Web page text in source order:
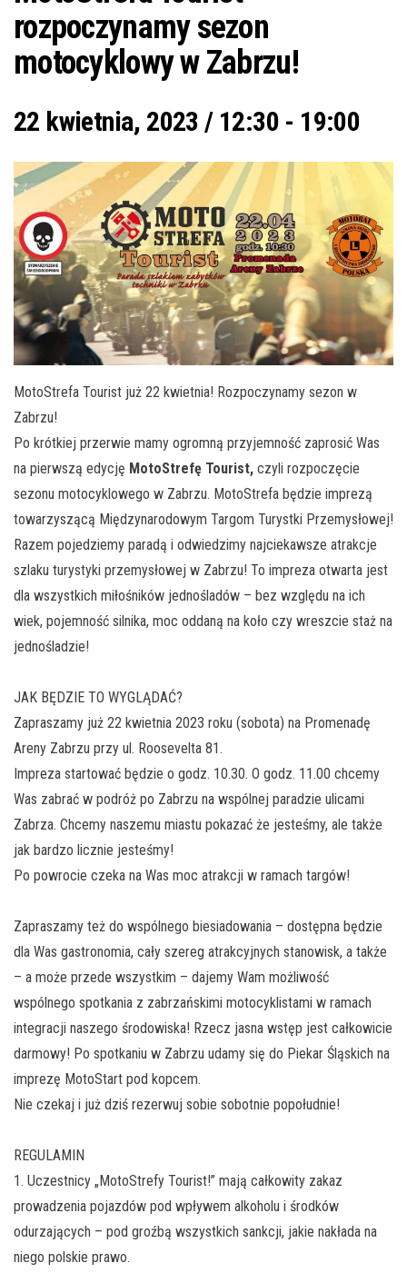
rozpoczynamy sezon
motocyklowy w Zabrzu!
22 kwietnia, 2023 / 12:30 - 19:00
MotoStrefa Tourist już 22 kwietnia! Rozpoczynamy sezon w
Zabrzu!
Po krótkiej przerwie mamy ogromną przyjemność zaprosić Was
na pierwszą edycję MotoStrefę Tourist, czyli rozpoczęcie
sezonu motocyklowego w Zabrzu. MotoStrefa będzie imprezą
towarzyszącą Międzynarodowym Targom Turystki Przemysłowej!
Razem pojedziemy paradą i odwiedzimy najciekawsze atrakcje
szlaku turystyki przemysłowej w Zabrzu! To impreza otwarta jest
dla wszystkich miłośników jednośladów – bez względu na ich
wiek, pojemność silnika, moc oddaną na koło czy wreszcie staż na
jednośladzie!
JAK BĘDZIE TO WYGLĄDAĆ?
Zapraszamy już 22 kwietnia 2023 roku (sobota) na Promenadę
Areny Zabrzu przy ul. Roosevelta 81.
Impreza startować będzie o godz. 10.30. O godz. 11.00 chcemy
Was zabrać w podróż po Zabrzu na wspólnej paradzie ulicami
Zabrza. Chcemy naszemu miastu pokazać że jesteśmy, ale także
jak bardzo licznie jesteśmy!
Po powrocie czeka na Was moc atrakcji w ramach targów!
Zapraszamy też do wspólnego biesiadowania – dostępna będzie
dla Was gastronomia, cały szereg atrakcyjnych stanowisk, a także
– a może przede wszystkim – dajemy Wam możliwość
wspólnego spotkania z zabrzańskimi motocyklistami w ramach
integracji naszego środowiska! Rzecz jasna wstęp jest całkowicie
darmowy! Po spotkaniu w Zabrzu udamy się do Piekar Śląskich na
imprezę MotoStart pod kopcem.
Nie czekaj i już dziś rezerwuj sobie sobotnie popołudnie!
REGULAMIN
1. Uczestnicy „MotoStrefy Tourist!” mają całkowity zakaz
prowadzenia pojazdów pod wpływem alkoholu i środków
odurzających – pod groźbą wszystkich sankcji, jakie nakłada na
niego polskie prawo.